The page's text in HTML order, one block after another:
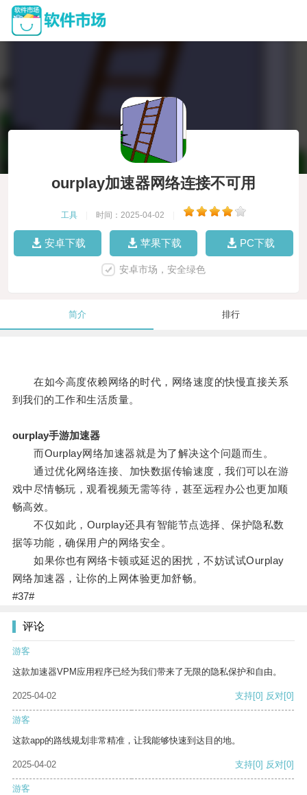
ourplay加速器网络连接不可用
工具 时间：2025-04-02
安卓下载 苹果下载 PC下载
安卓市场，安全绿色
简介 排行
在如今高度依赖网络的时代，网络速度的快慢直接关系
到我们的工作和生活质量。
ourplay手游加速器
而Ourplay网络加速器就是为了解决这个问题而生。
通过优化网络连接、加快数据传输速度，我们可以在游
戏中尽情畅玩，观看视频无需等待，甚至远程办公也更加顺
畅高效。
不仅如此，Ourplay还具有智能节点选择、保护隐私数
据等功能，确保用户的网络安全。
如果你也有网络卡顿或延迟的困扰，不妨试试Ourplay
网络加速器，让你的上网体验更加舒畅。
#37#
评论
游客
这款加速器VPM应用程序已经为我们带来了无限的隐私保护和自由。
2025-04-02 支持[0] 反对[0]
游客
这款app的路线规划非常精准，让我能够快速到达目的地。
2025-04-02 支持[0] 反对[0]
游客